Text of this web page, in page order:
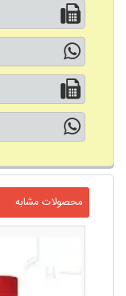
محصولات مشابه